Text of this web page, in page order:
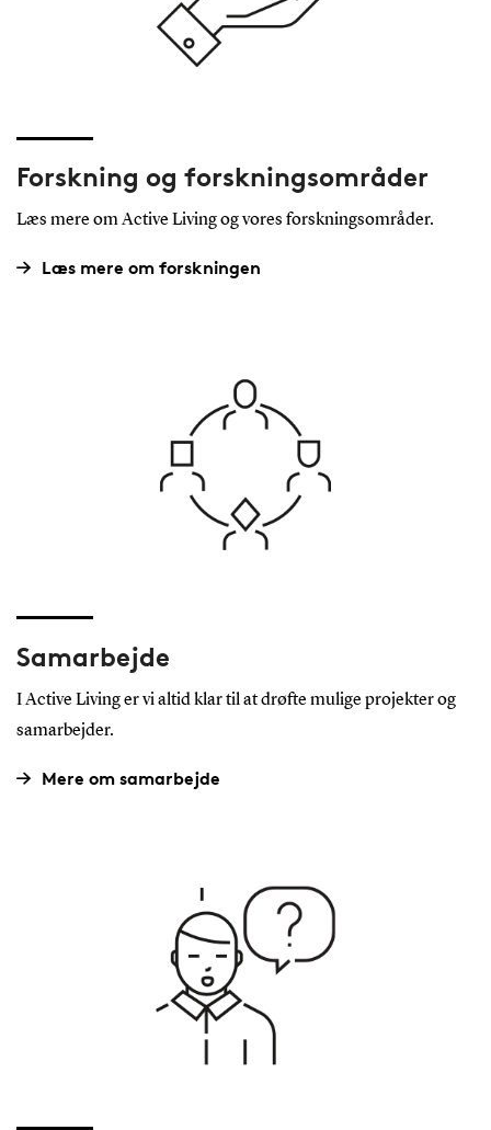
Forskning og forskningsområder
Læs mere om Active Living og vores forskningsområder.
Læs mere om forskningen
Samarbejde
I Active Living er vi altid klar til at drøfte mulige projekter og
samarbejder.
Mere om samarbejde